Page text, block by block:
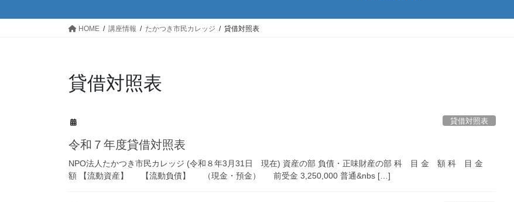
HOME 講座情報 たかつき市民カレッジ 貸借対照表
貸借対照表
貸借対照表
令和７年度貸借対照表
NPO法人たかつき市民カレッジ (令和８年3月31日 現在) 資産の部 負債・正味財産の部 科 目 金 額 科 目 金
額 【流動資産】 【流動負債】 （現金・預金） 前受金 3,250,000 普通&nbs […]